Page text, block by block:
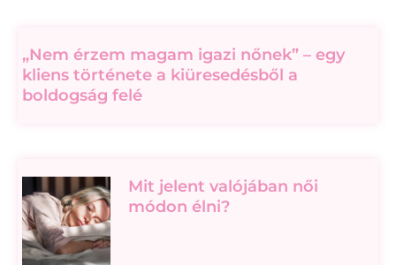
„Nem érzem magam igazi nőnek” – egy
kliens története a kiüresedésből a
boldogság felé
Mit jelent valójában női
módon élni?